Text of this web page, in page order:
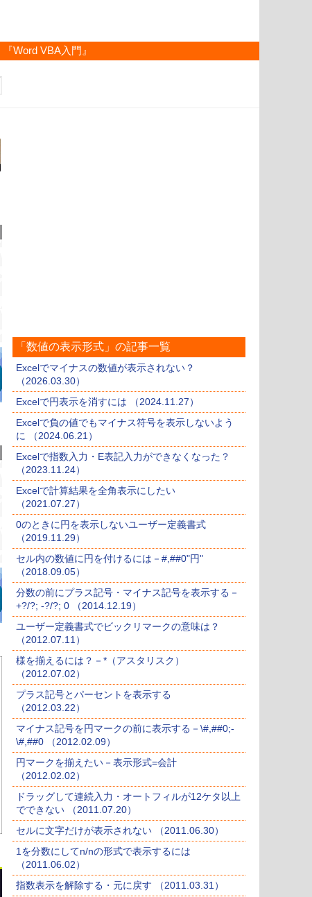
『Word VBA入門』
「数値の表示形式」の記事一覧
Excelでマイナスの数値が表示されない？
（2026.03.30）
Excelで円表示を消すには （2024.11.27）
Excelで負の値でもマイナス符号を表示しないよう
に （2024.06.21）
Excelで指数入力・E表記入力ができなくなった？
（2023.11.24）
Excelで計算結果を全角表示にしたい
（2021.07.27）
0のときに円を表示しないユーザー定義書式
（2019.11.29）
セル内の数値に円を付けるには－#,##0"円"
（2018.09.05）
分数の前にプラス記号・マイナス記号を表示する－
+?/?; -?/?; 0 （2014.12.19）
ユーザー定義書式でビックリマークの意味は？
（2012.07.11）
様を揃えるには？－*（アスタリスク）
（2012.07.02）
プラス記号とパーセントを表示する
（2012.03.22）
マイナス記号を円マークの前に表示する－\#,##0;-
\#,##0 （2012.02.09）
円マークを揃えたい－表示形式=会計
（2012.02.02）
ドラッグして連続入力・オートフィルが12ケタ以上
でできない （2011.07.20）
セルに文字だけが表示されない （2011.06.30）
1を分数にしてn/nの形式で表示するには
（2011.06.02）
指数表示を解除する・元に戻す （2011.03.31）